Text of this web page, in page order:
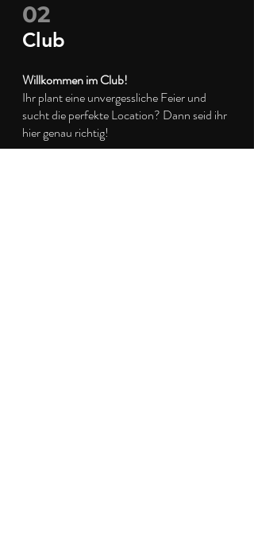
02
Club
Willkommen im Club!
Ihr plant eine unvergessliche Feier und
sucht die perfekte Location? Dann seid ihr
hier genau richtig!